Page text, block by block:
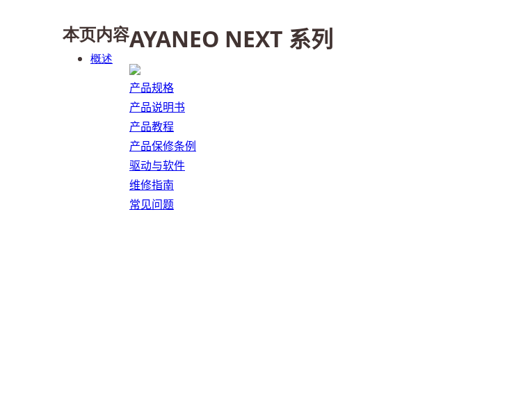
本页内容
概述
AYANEO NEXT 系列
产品规格
产品说明书
产品教程
产品保修条例
驱动与软件
维修指南
常见问题